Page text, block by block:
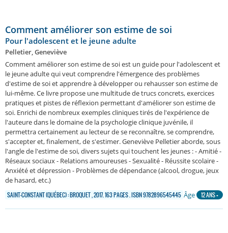
Comment améliorer son estime de soi
Pour l'adolescent et le jeune adulte
Pelletier, Geneviève
Comment améliorer son estime de soi est un guide pour l'adolescent et
le jeune adulte qui veut comprendre l'émergence des problèmes
d'estime de soi et apprendre à développer ou rehausser son estime de
lui-même. Ce livre propose une multitude de trucs concrets, exercices
pratiques et pistes de réflexion permettant d'améliorer son estime de
soi. Enrichi de nombreux exemples cliniques tirés de l'expérience de
l'auteure dans le domaine de la psychologie clinique juvénile, il
permettra certainement au lecteur de se reconnaître, se comprendre,
s'accepter et, finalement, de s'estimer. Geneviève Pelletier aborde, sous
l'angle de l'estime de soi, divers sujets qui touchent les jeunes : - Amitié -
Réseaux sociaux - Relations amoureuses - Sexualité - Réussite scolaire -
Anxiété et dépression - Problèmes de dépendance (alcool, drogue, jeux
de hasard, etc.)
SAINT-CONSTANT (QUÉBEC) : BROQUET , 2017. 163 PAGES . ISBN 9782896545445 Âge 12 ANS +